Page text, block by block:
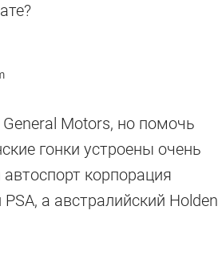
Motors, но помочь
гонки устроены очень
корпорация
а австралийский Holden